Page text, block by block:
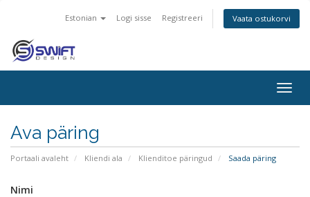
Estonian Logi sisse Registreeri Vaata ostukorvi
Ava päring
Portaali avaleht Kliendi ala Klienditoe päringud Saada päring
Nimi